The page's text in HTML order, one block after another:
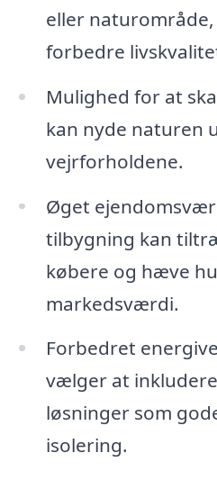
eller
forbedre
Mulighed for at
kan nyde naturen
vejrforholdene.
Øget
tilbygning kan
købere og hæve
markedsværdi.
Forbedret
vælger at
løsninger som
isolering.